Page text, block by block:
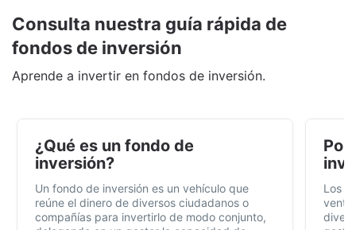
Consulta nuestra guía rápida de
fondos de inversión
Aprende a invertir en fondos de inversión.
¿Qué es un fondo de
inversión?
Un fondo de inversión es un vehículo que
reúne el dinero de diversos ciudadanos o
compañías para invertirlo de modo conjunto,
Por
Los